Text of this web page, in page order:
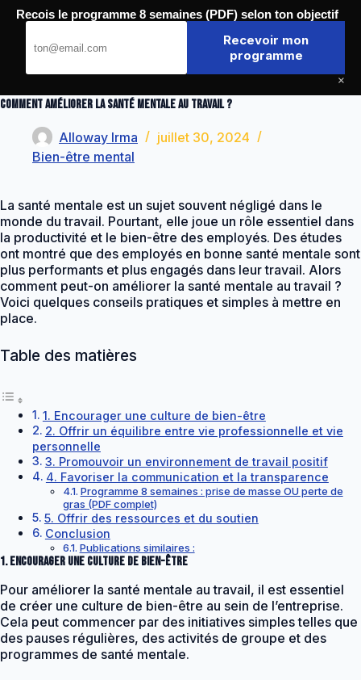
Passer
Comment améliorer la santé mentale au travail ?
Alloway Irma
juillet 30, 2024
Bien-être mental
La santé mentale est un sujet souvent négligé dans le
monde du travail. Pourtant, elle joue un rôle essentiel dans
la productivité et le bien-être des employés. Des études
ont montré que des employés en bonne santé mentale sont
plus performants et plus engagés dans leur travail. Alors
comment peut-on améliorer la santé mentale au travail ?
Voici quelques conseils pratiques et simples à mettre en
place.
Table des matières
1. Encourager une culture de bien-être
2. Offrir un équilibre entre vie professionnelle et vie
personnelle
3. Promouvoir un environnement de travail positif
4. Favoriser la communication et la transparence
Programme 8 semaines : prise de masse OU perte de
gras (PDF complet)
5. Offrir des ressources et du soutien
Conclusion
Publications similaires :
1. Encourager une culture de bien-être
Pour améliorer la santé mentale au travail, il est essentiel
de créer une culture de bien-être au sein de l’entreprise.
Cela peut commencer par des initiatives simples telles que
des pauses régulières, des activités de groupe et des
programmes de santé mentale.
Recois le programme 8 semaines (PDF) selon ton objectif
Recevoir mon
programme
×